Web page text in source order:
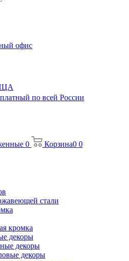
офис
по всей России
0 Корзина0 0
стали
кромка
декоры
декоры
декоры